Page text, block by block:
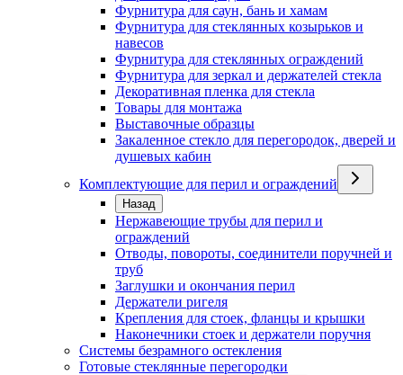
Фурнитура для саун, бань и хамам
Фурнитура для стеклянных козырьков и
навесов
Фурнитура для стеклянных ограждений
Фурнитура для зеркал и держателей стекла
Декоративная пленка для стекла
Товары для монтажа
Выставочные образцы
Закаленное стекло для перегородок, дверей и
душевых кабин
Комплектующие для перил и ограждений
Назад
Нержавеющие трубы для перил и
ограждений
Отводы, повороты, соединители поручней и
труб
Заглушки и окончания перил
Держатели ригеля
Крепления для стоек, фланцы и крышки
Наконечники стоек и держатели поручня
Системы безрамного остекления
Готовые стеклянные перегородки